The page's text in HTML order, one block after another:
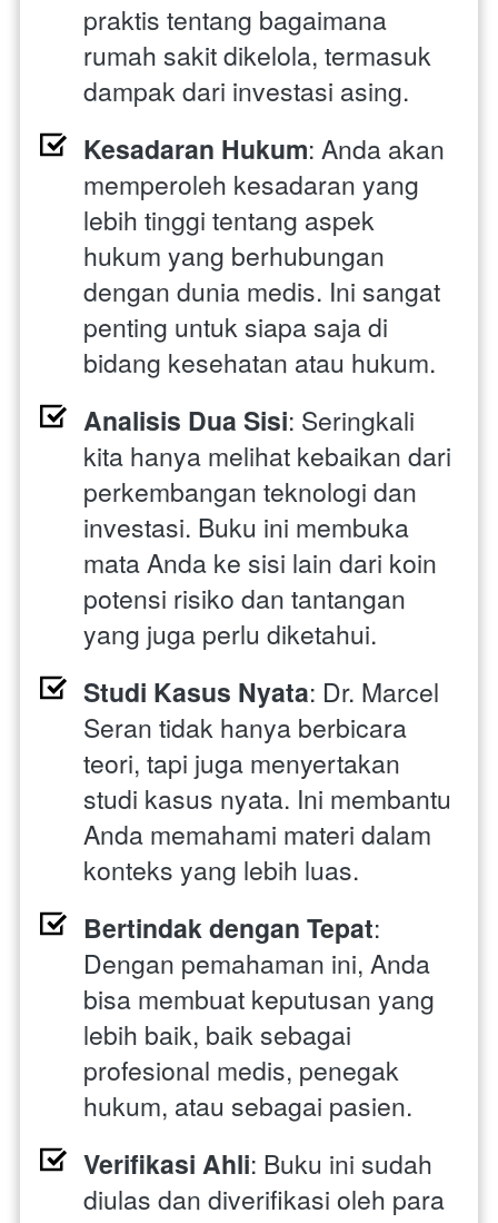
praktis tentang bagaimana
rumah sakit dikelola, termasuk
dampak dari investasi asing.
Kesadaran Hukum: Anda akan
memperoleh kesadaran yang
lebih tinggi tentang aspek
hukum yang berhubungan
dengan dunia medis. Ini sangat
penting untuk siapa saja di
bidang kesehatan atau hukum.
Analisis Dua Sisi: Seringkali
kita hanya melihat kebaikan dari
perkembangan teknologi dan
investasi. Buku ini membuka
mata Anda ke sisi lain dari koin
potensi risiko dan tantangan
yang juga perlu diketahui.
Studi Kasus Nyata: Dr. Marcel
Seran tidak hanya berbicara
teori, tapi juga menyertakan
studi kasus nyata. Ini membantu
Anda memahami materi dalam
konteks yang lebih luas.
Bertindak dengan Tepat:
Dengan pemahaman ini, Anda
bisa membuat keputusan yang
lebih baik, baik sebagai
profesional medis, penegak
hukum, atau sebagai pasien.
Verifikasi Ahli: Buku ini sudah
diulas dan diverifikasi oleh para